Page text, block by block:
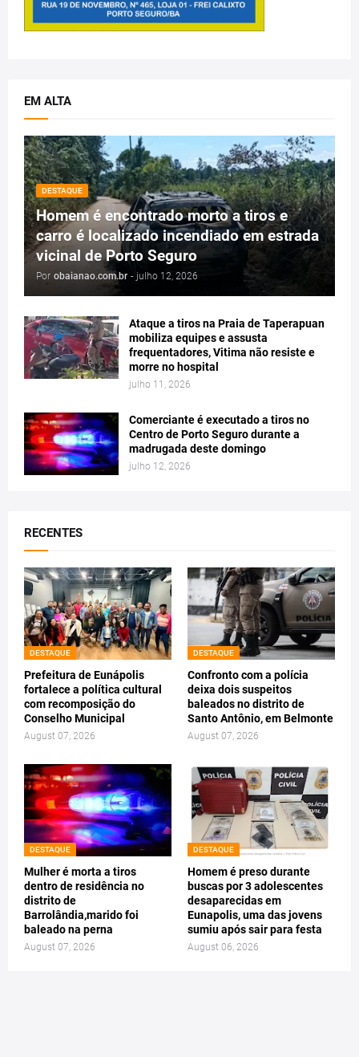
EM ALTA
DESTAQUE
Homem é encontrado morto a tiros e
carro é localizado incendiado em estrada
vicinal de Porto Seguro
Por obaianao.com.br - julho 12, 2026
Ataque a tiros na Praia de Taperapuan
mobiliza equipes e assusta
frequentadores, Vitima não resiste e
morre no hospital
julho 11, 2026
Comerciante é executado a tiros no
Centro de Porto Seguro durante a
madrugada deste domingo
julho 12, 2026
RECENTES
DESTAQUE
Prefeitura de Eunápolis
fortalece a política cultural
com recomposição do
Conselho Municipal
August 07, 2026
DESTAQUE
Confronto com a polícia
deixa dois suspeitos
baleados no distrito de
Santo Antônio, em Belmonte
August 07, 2026
DESTAQUE
Mulher é morta a tiros
dentro de residência no
distrito de
Barrolândia,marido foi
baleado na perna
August 07, 2026
DESTAQUE
Homem é preso durante
buscas por 3 adolescentes
desaparecidas em
Eunapolis, uma das jovens
sumiu após sair para festa
August 06, 2026